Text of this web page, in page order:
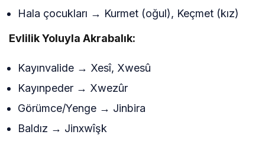
Hala çocukları → Kurmet (oğul), Keçmet (kız)
Evlilik Yoluyla Akrabalık:
Kayınvalide → Xesî, Xwesû
Kayınpeder → Xwezûr
Görümce/Yenge → Jinbira
Baldız → Jinxwîşk